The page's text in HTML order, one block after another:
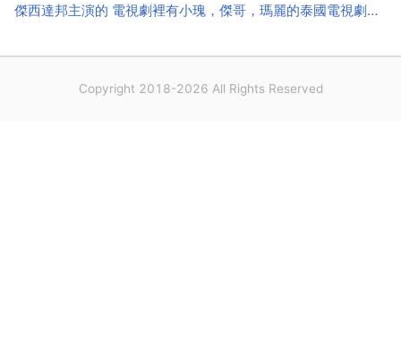
傑西達邦主演的 電視劇裡有小瑰，傑哥，瑪麗的泰國電視劇的名字叫什麼
Copyright 2018-2026 All Rights Reserved